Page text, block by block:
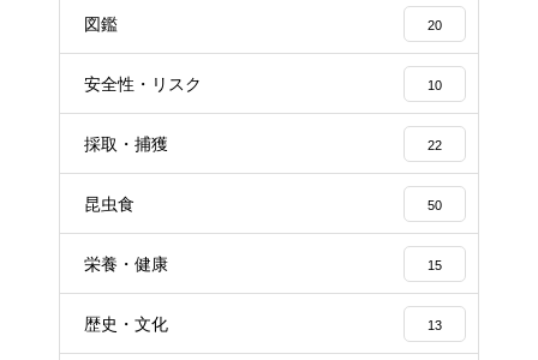
図鑑 20
安全性・リスク 10
採取・捕獲 22
昆虫食 50
栄養・健康 15
歴史・文化 13